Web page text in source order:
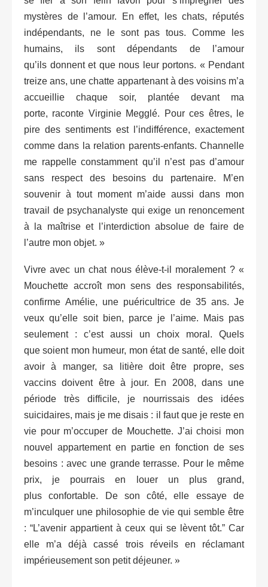
mystères de l’amour. En effet, les chats, réputés
indépendants, ne le sont pas tous. Comme les
humains, ils sont dépendants de l’amour
qu’ils donnent et que nous leur portons. « Pendant
treize ans, une chatte appartenant à des voisins m’a
accueillie chaque soir, plantée devant ma
porte, raconte Virginie Megglé. Pour ces êtres, le
pire des sentiments est l’indifférence, exactement
comme dans la relation parents-enfants. Channelle
me rappelle constamment qu’il n’est pas d’amour
sans respect des besoins du partenaire. M’en
souvenir à tout moment m’aide aussi dans mon
travail de psychanalyste qui exige un renoncement
à la maîtrise et l’interdiction absolue de faire de
l’autre mon objet. »
Vivre avec un chat nous élève-t-il moralement ? «
Mouchette accroît mon sens des responsabilités,
confirme Amélie, une puéricultrice de 35 ans. Je
veux qu’elle soit bien, parce je l’aime. Mais pas
seulement : c’est aussi un choix moral. Quels
que soient mon humeur, mon état de santé, elle doit
avoir à manger, sa litière doit être propre, ses
vaccins doivent être à jour. En 2008, dans une
période très difficile, je nourrissais des idées
suicidaires, mais je me disais : il faut que je reste en
vie pour m’occuper de Mouchette. J’ai choisi mon
nouvel appartement en partie en fonction de ses
besoins : avec une grande terrasse. Pour le même
prix, je pourrais en louer un plus grand,
plus confortable. De son côté, elle essaye de
m’inculquer une philosophie de vie qui semble être
: “L’avenir appartient à ceux qui se lèvent tôt.” Car
elle m’a déjà cassé trois réveils en réclamant
impérieusement son petit déjeuner. »